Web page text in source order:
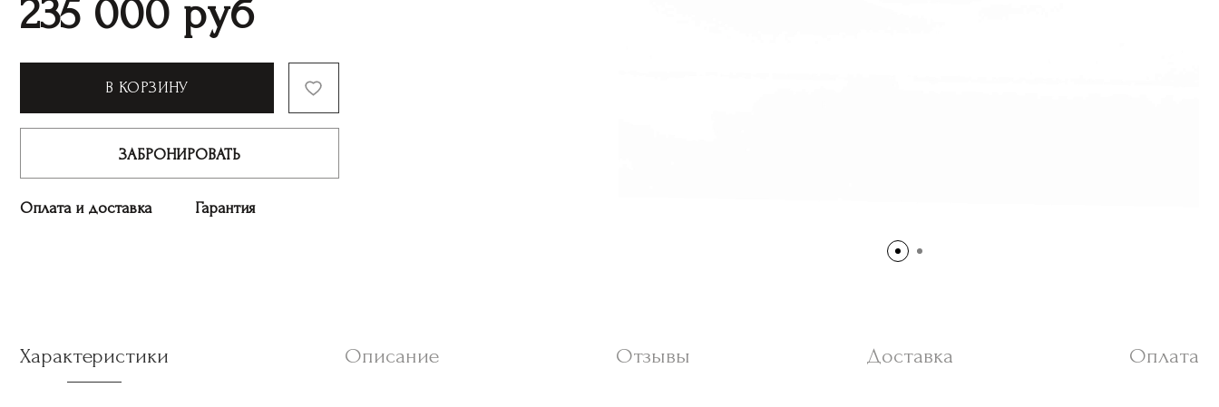
235 000 руб
В КОРЗИНУ
ЗАБРОНИРОВАТЬ
Оплата и доставка Гарантия
Характеристики Описание Отзывы Доставка Оплата